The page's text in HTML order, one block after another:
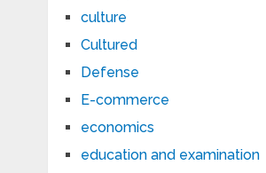
culture
Cultured
Defense
E-commerce
economics
education and examination